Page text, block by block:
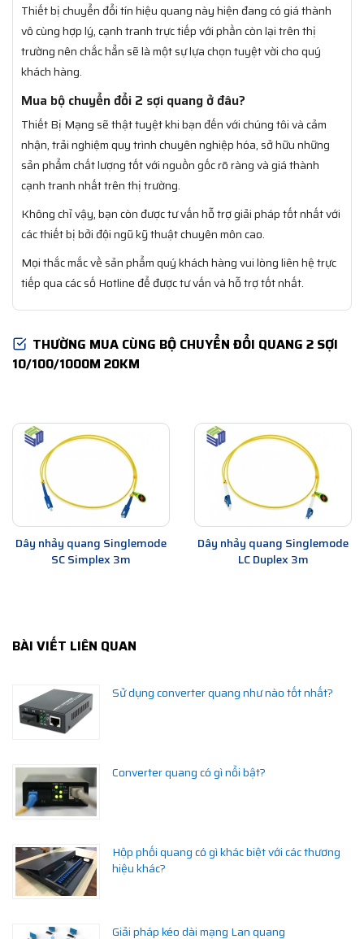
Thiết bị chuyển đổi tín hiệu quang này hiện đang có giá thành
vô cùng hợp lý, cạnh tranh trực tiếp với phần còn lại trên thị
trường nên chắc hẳn sẽ là một sự lựa chọn tuyệt vời cho quý
khách hàng.
Mua bộ chuyển đổi 2 sợi quang ở đâu?
Thiết Bị Mạng sẽ thật tuyệt khi bạn đến với chúng tôi và cảm
nhận, trải nghiệm quy trình chuyên nghiệp hóa, sở hữu những
sản phẩm chất lượng tốt với nguồn gốc rõ ràng và giá thành
cạnh tranh nhất trên thị trường.
Không chỉ vậy, bạn còn được tư vấn hỗ trợ giải pháp tốt nhất với
các thiết bị bởi đội ngũ kỹ thuật chuyên môn cao.
Mọi thắc mắc về sản phẩm quý khách hàng vui lòng liên hệ trực
tiếp qua các số Hotline để được tư vấn và hỗ trợ tốt nhất.
THƯỜNG MUA CÙNG BỘ CHUYỂN ĐỔI QUANG 2 SỢI
10/100/1000M 20KM
Dây nhảy quang Singlemode
SC Simplex 3m
Dây nhảy quang Singlemode
LC Duplex 3m
BÀI VIẾT LIÊN QUAN
Sử dụng converter quang như nào tốt nhất?
Converter quang có gì nổi bật?
Hộp phối quang có gì khác biệt với các thương
hiệu khác?
Giải pháp kéo dài mạng Lan quang